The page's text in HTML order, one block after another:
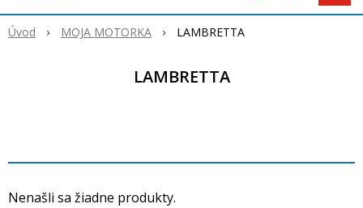
Úvod MOJA MOTORKA LAMBRETTA
LAMBRETTA
Nenašli sa žiadne produkty.